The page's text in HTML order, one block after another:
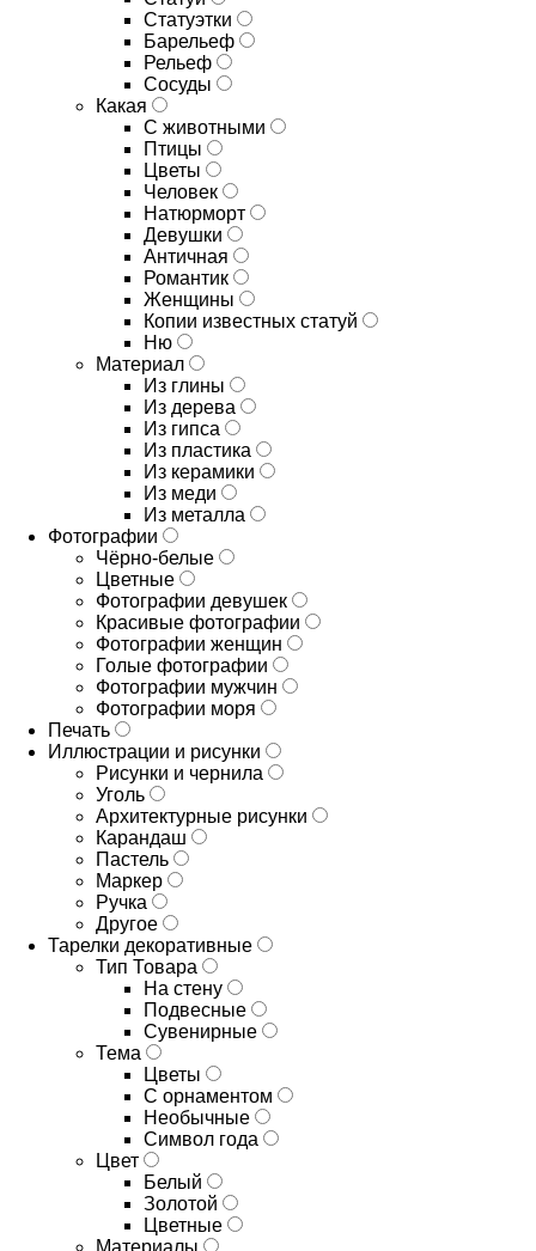
Статуэтки
Барельеф
Рельеф
Сосуды
Какая
С животными
Птицы
Цветы
Человек
Натюрморт
Девушки
Античная
Романтик
Женщины
Копии известных статуй
Ню
Материал
Из глины
Из дерева
Из гипса
Из пластика
Из керамики
Из меди
Из металла
Фотографии
Чёрно-белые
Цветные
Фотографии девушек
Красивые фотографии
Фотографии женщин
Голые фотографии
Фотографии мужчин
Фотографии моря
Печать
Иллюстрации и рисунки
Рисунки и чернила
Уголь
Архитектурные рисунки
Карандаш
Пастель
Маркер
Ручка
Другое
Тарелки декоративные
Тип Товара
На стену
Подвесные
Сувенирные
Тема
Цветы
С орнаментом
Необычные
Символ года
Цвет
Белый
Золотой
Цветные
Материалы